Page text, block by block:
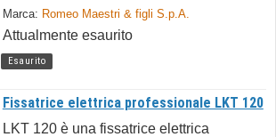
Marca: Romeo Maestri & figli S.p.A.
Attualmente esaurito
Esaurito
Fissatrice elettrica professionale LKT 120
LKT 120 è una fissatrice elettrica